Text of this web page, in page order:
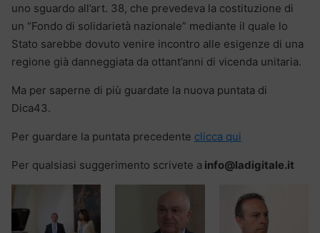
uno sguardo all’art. 38, che prevedeva la costituzione di
un “Fondo di solidarietà nazionale” mediante il quale lo
Stato sarebbe dovuto venire incontro alle esigenze di una
regione già danneggiata da ottant’anni di vicenda unitaria.
Ma per saperne di più guardate la nuova puntata di
Dica43.
Per guardare la puntata precedente clicca qui
Per qualsiasi suggerimento scrivete a info@ladigitale.it